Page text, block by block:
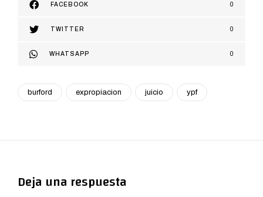
FACEBOOK 0
TWITTER 0
WHATSAPP 0
burford expropiacion juicio ypf
Deja una respuesta